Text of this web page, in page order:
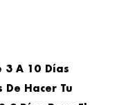
3 A 10 Días
De Hacer Tu